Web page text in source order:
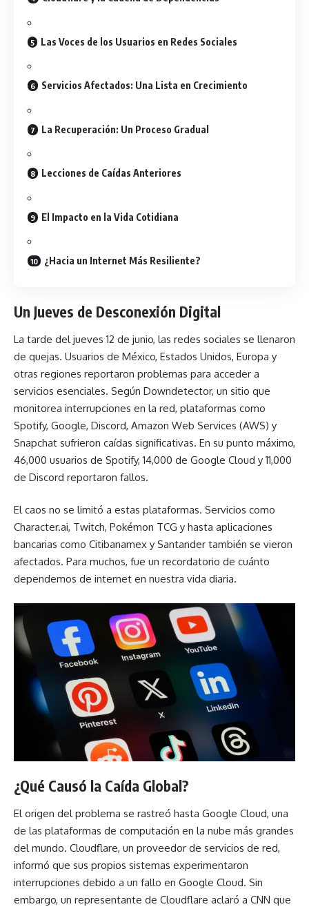
Las Voces de los Usuarios en Redes Sociales
Servicios Afectados: Una Lista en Crecimiento
La Recuperación: Un Proceso Gradual
Lecciones de Caídas Anteriores
El Impacto en la Vida Cotidiana
¿Hacia un Internet Más Resiliente?
Un Jueves de Desconexión Digital
La tarde del jueves 12 de junio, las redes sociales se llenaron
de quejas. Usuarios de México, Estados Unidos, Europa y
otras regiones reportaron problemas para acceder a
servicios esenciales. Según Downdetector, un sitio que
monitorea interrupciones en la red, plataformas como
Spotify, Google, Discord, Amazon Web Services (AWS) y
Snapchat sufrieron caídas significativas. En su punto máximo,
46,000 usuarios de Spotify, 14,000 de Google Cloud y 11,000
de Discord reportaron fallos.
El caos no se limitó a estas plataformas. Servicios como
Character.ai, Twitch, Pokémon TCG y hasta aplicaciones
bancarias como Citibanamex y Santander también se vieron
afectados. Para muchos, fue un recordatorio de cuánto
dependemos de internet en nuestra vida diaria.
¿Qué Causó la Caída Global?
El origen del problema se rastreó hasta Google Cloud, una
de las plataformas de computación en la nube más grandes
del mundo. Cloudflare, un proveedor de servicios de red,
informó que sus propios sistemas experimentaron
interrupciones debido a un fallo en Google Cloud. Sin
embargo, un representante de Cloudflare aclaró a CNN que